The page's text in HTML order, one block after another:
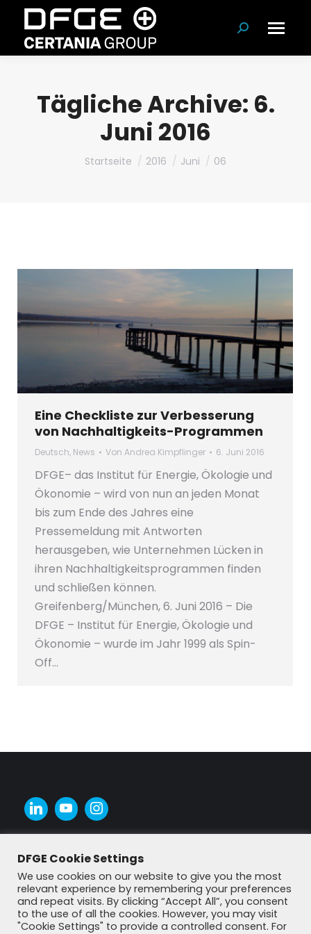
Suchen:
Tägliche Archive: 6.
Juni 2016
Du bist hier:
Startseite 2016 Juni 06
Eine Checkliste zur Verbesserung
von Nachhaltigkeits-Programmen
Deutsch, News Von Andrea Kimpflinger 6. Juni 2016
DFGE– das Institut für Energie, Ökologie und
Ökonomie – wird von nun an jeden Monat
bis zum Ende des Jahres eine
Pressemeldung mit Antworten
herausgeben, wie Unternehmen Lücken in
ihren Nachhaltigkeitsprogrammen finden
und schließen können.
Greifenberg/München, 6. Juni 2016 – Die
DFGE – Institut für Energie, Ökologie und
Ökonomie – wurde im Jahr 1999 als Spin-
Off…
DFGE Cookie Settings
We use cookies on our website to give you the most
relevant experience by remembering your preferences
and repeat visits. By clicking “Accept All”, you consent
to the use of all the cookies. However, you may visit
"Cookie Settings" to provide a controlled consent. For